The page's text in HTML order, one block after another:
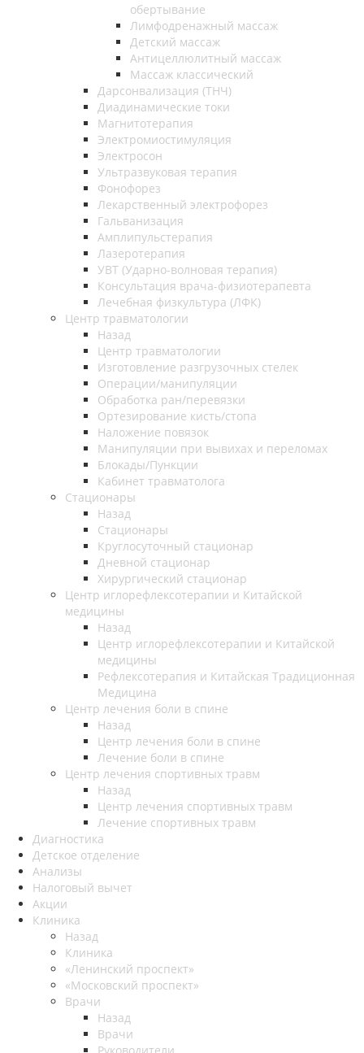
обертывание
Лимфодренажный массаж
Детский массаж
Антицеллюлитный массаж
Массаж классический
Дарсонвализация (ТНЧ)
Диадинамические токи
Магнитотерапия
Электромиостимуляция
Электросон
Ультразвуковая терапия
Фонофорез
Лекарственный электрофорез
Гальванизация
Амплипульстерапия
Лазеротерапия
УВТ (Ударно-волновая терапия)
Консультация врача-физиотерапевта
Лечебная физкультура (ЛФК)
Центр травматологии
Назад
Центр травматологии
Изготовление разгрузочных стелек
Операции/манипуляции
Обработка ран/перевязки
Ортезирование кисть/стопа
Наложение повязок
Манипуляции при вывихах и переломах
Блокады/Пункции
Кабинет травматолога
Стационары
Назад
Стационары
Круглосуточный стационар
Дневной стационар
Хирургический стационар
Центр иглорефлексотерапии и Китайской
медицины
Назад
Центр иглорефлексотерапии и Китайской
медицины
Рефлексотерапия и Китайская Традиционная
Медицина
Центр лечения боли в спине
Назад
Центр лечения боли в спине
Лечение боли в спине
Центр лечения спортивных травм
Назад
Центр лечения спортивных травм
Лечение спортивных травм
Диагностика
Детское отделение
Анализы
Налоговый вычет
Акции
Клиника
Назад
Клиника
«Ленинский проспект»
«Московский проспект»
Врачи
Назад
Врачи